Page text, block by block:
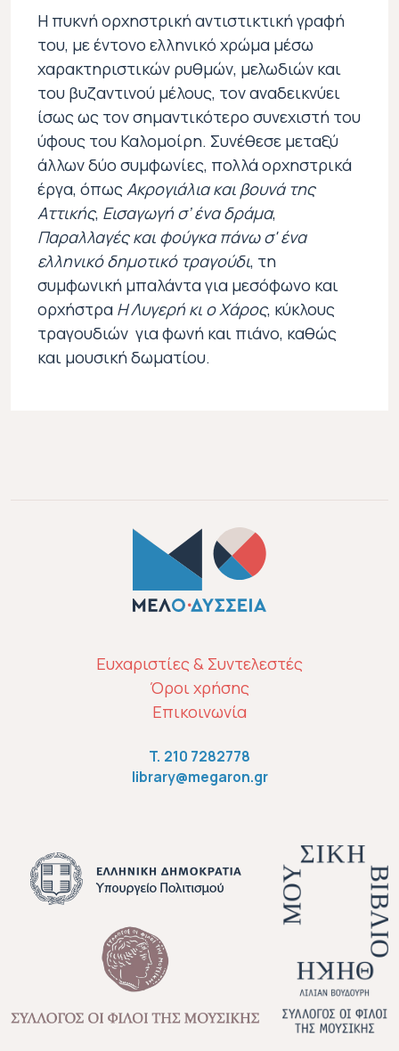
Η πυκνή ορχηστρική αντιστικτική γραφή
του, με έντονο ελληνικό χρώμα μέσω
χαρακτηριστικών ρυθμών, μελωδιών και
του βυζαντινού μέλους, τον αναδεικνύει
ίσως ως τον σημαντικότερο συνεχιστή του
ύφους του Καλομοίρη. Συνέθεσε μεταξύ
άλλων δύο συμφωνίες, πολλά ορχηστρικά
έργα, όπωςΑκρογιάλια και βουνά της
Αττικής, Εισαγωγή σ’ ένα δράμα,
Παραλλαγές και φούγκα πάνω σ' ένα
ελληνικό δημοτικό τραγούδι, τη
συμφωνική μπαλάντα για μεσόφωνο και
ορχήστρα Η Λυγερή κι ο Χάρος, κύκλους
τραγουδιών για φωνή και πιάνο, καθώς
και μουσική δωματίου.
ΜΕΝΟΎ ΥΠΟΣΈΛΙΔΟΥΕυχαριστίες & Συντελεστές
Όροι χρήσης
Επικοινωνία
T. 210 7282778
library@megaron.gr